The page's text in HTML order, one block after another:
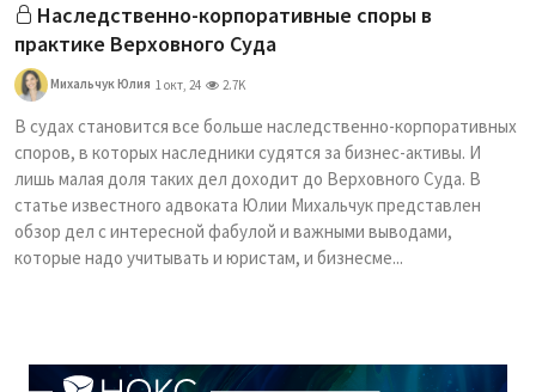
Новости
Статьи
Авторы
Архив
База знаний
Наследственно-корпоративные споры в
практике Верховного Суда
Михальчук Юлия 1 окт, 24 2.7K
В судах становится все больше наследственно-корпоративных
споров, в которых наследники судятся за бизнес-активы. И
лишь малая доля таких дел доходит до Верховного Суда. В
статье известного адвоката Юлии Михальчук представлен
обзор дел с интересной фабулой и важными выводами,
которые надо учитывать и юристам, и бизнесме...